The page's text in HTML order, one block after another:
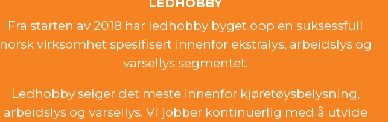
Fra starten av 2018 har ledhobby byget opp en suksessfull
norsk virksomhet spesifisert innenfor ekstralys, arbeidslys og
varsellys segmentet.
Ledhobby selger det meste innenfor kjøretøysbelysning,
arbeidslys og varsellys. Vi jobber kontinuerlig med å utvide